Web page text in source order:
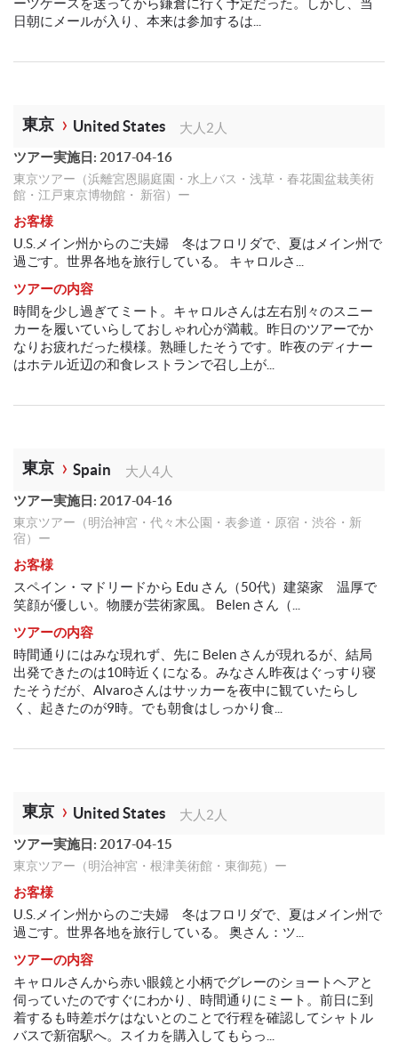
ーツケースを送ってから鎌倉に行く予定だった。しかし、当
日朝にメールが入り、本来は参加するは...
東京 United States
大人2人
ツアー実施日: 2017-04-16
東京ツアー（浜離宮恩賜庭園・水上バス・浅草・春花園盆栽美術
館・江戸東京博物館・ 新宿）ー
お客様
U.S.メイン州からのご夫婦 冬はフロリダで、夏はメイン州で
過ごす。世界各地を旅行している。 キャロルさ...
ツアーの内容
時間を少し過ぎてミート。キャロルさんは左右別々のスニー
カーを履いていらしておしゃれ心が満載。昨日のツアーでか
なりお疲れだった模様。熟睡したそうです。昨夜のディナー
はホテル近辺の和食レストランで召し上が...
東京 Spain
大人4人
ツアー実施日: 2017-04-16
東京ツアー（明治神宮・代々木公園・表参道・原宿・渋谷・新
宿）ー
お客様
スペイン・マドリードから Edu さん（50代）建築家 温厚で
笑顔が優しい。物腰が芸術家風。 Belen さん（...
ツアーの内容
時間通りにはみな現れず、先に Belen さんが現れるが、結局
出発できたのは10時近くになる。みなさん昨夜はぐっすり寝
たそうだが、Alvaroさんはサッカーを夜中に観ていたらし
く、起きたのが9時。でも朝食はしっかり食...
東京 United States
大人2人
ツアー実施日: 2017-04-15
東京ツアー（明治神宮・根津美術館・東御苑）ー
お客様
U.S.メイン州からのご夫婦 冬はフロリダで、夏はメイン州で
過ごす。世界各地を旅行している。 奥さん：ツ...
ツアーの内容
キャロルさんから赤い眼鏡と小柄でグレーのショートヘアと
伺っていたのですぐにわかり、時間通りにミート。前日に到
着するも時差ボケはないとのことで行程を確認してシャトル
バスで新宿駅へ。スイカを購入してもらっ...